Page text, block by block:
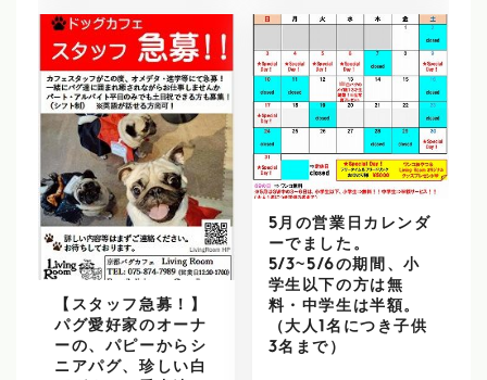
【スタッフ急募！】
パグ愛好家のオーナ
ーの、パピーからシ
ニアパグ、珍しい白
5月の営業日カレンダ
ーでました。
5/3~5/6の期間、小
学生以下の方は無
料・中学生は半額。
（大人1名につき子供
3名まで）